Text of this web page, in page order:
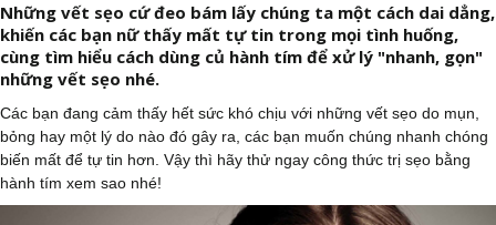
Những vết sẹo cứ đeo bám lấy chúng ta một cách dai dẳng,
khiến các bạn nữ thấy mất tự tin trong mọi tình huống,
cùng tìm hiểu cách dùng củ hành tím để xử lý "nhanh, gọn"
những vết sẹo nhé.
Các bạn đang cảm thấy hết sức khó chịu với những vết sẹo do mụn,
bỏng hay một lý do nào đó gây ra, các bạn muốn chúng nhanh chóng
biến mất để tự tin hơn. Vậy thì hãy thử ngay công thức trị sẹo bằng
hành tím xem sao nhé!